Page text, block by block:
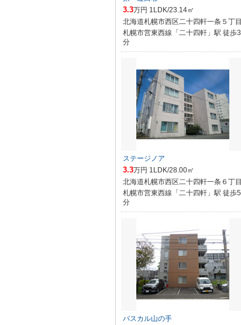
3.3万円 1LDK/23.14㎡
北海道札幌市西区二十四軒一条５丁目
札幌市営東西線「二十四軒」駅 徒歩3
分
ステージノア
3.3万円 1LDK/28.00㎡
北海道札幌市西区二十四軒一条６丁目
札幌市営東西線「二十四軒」駅 徒歩5
分
パスカル山の手